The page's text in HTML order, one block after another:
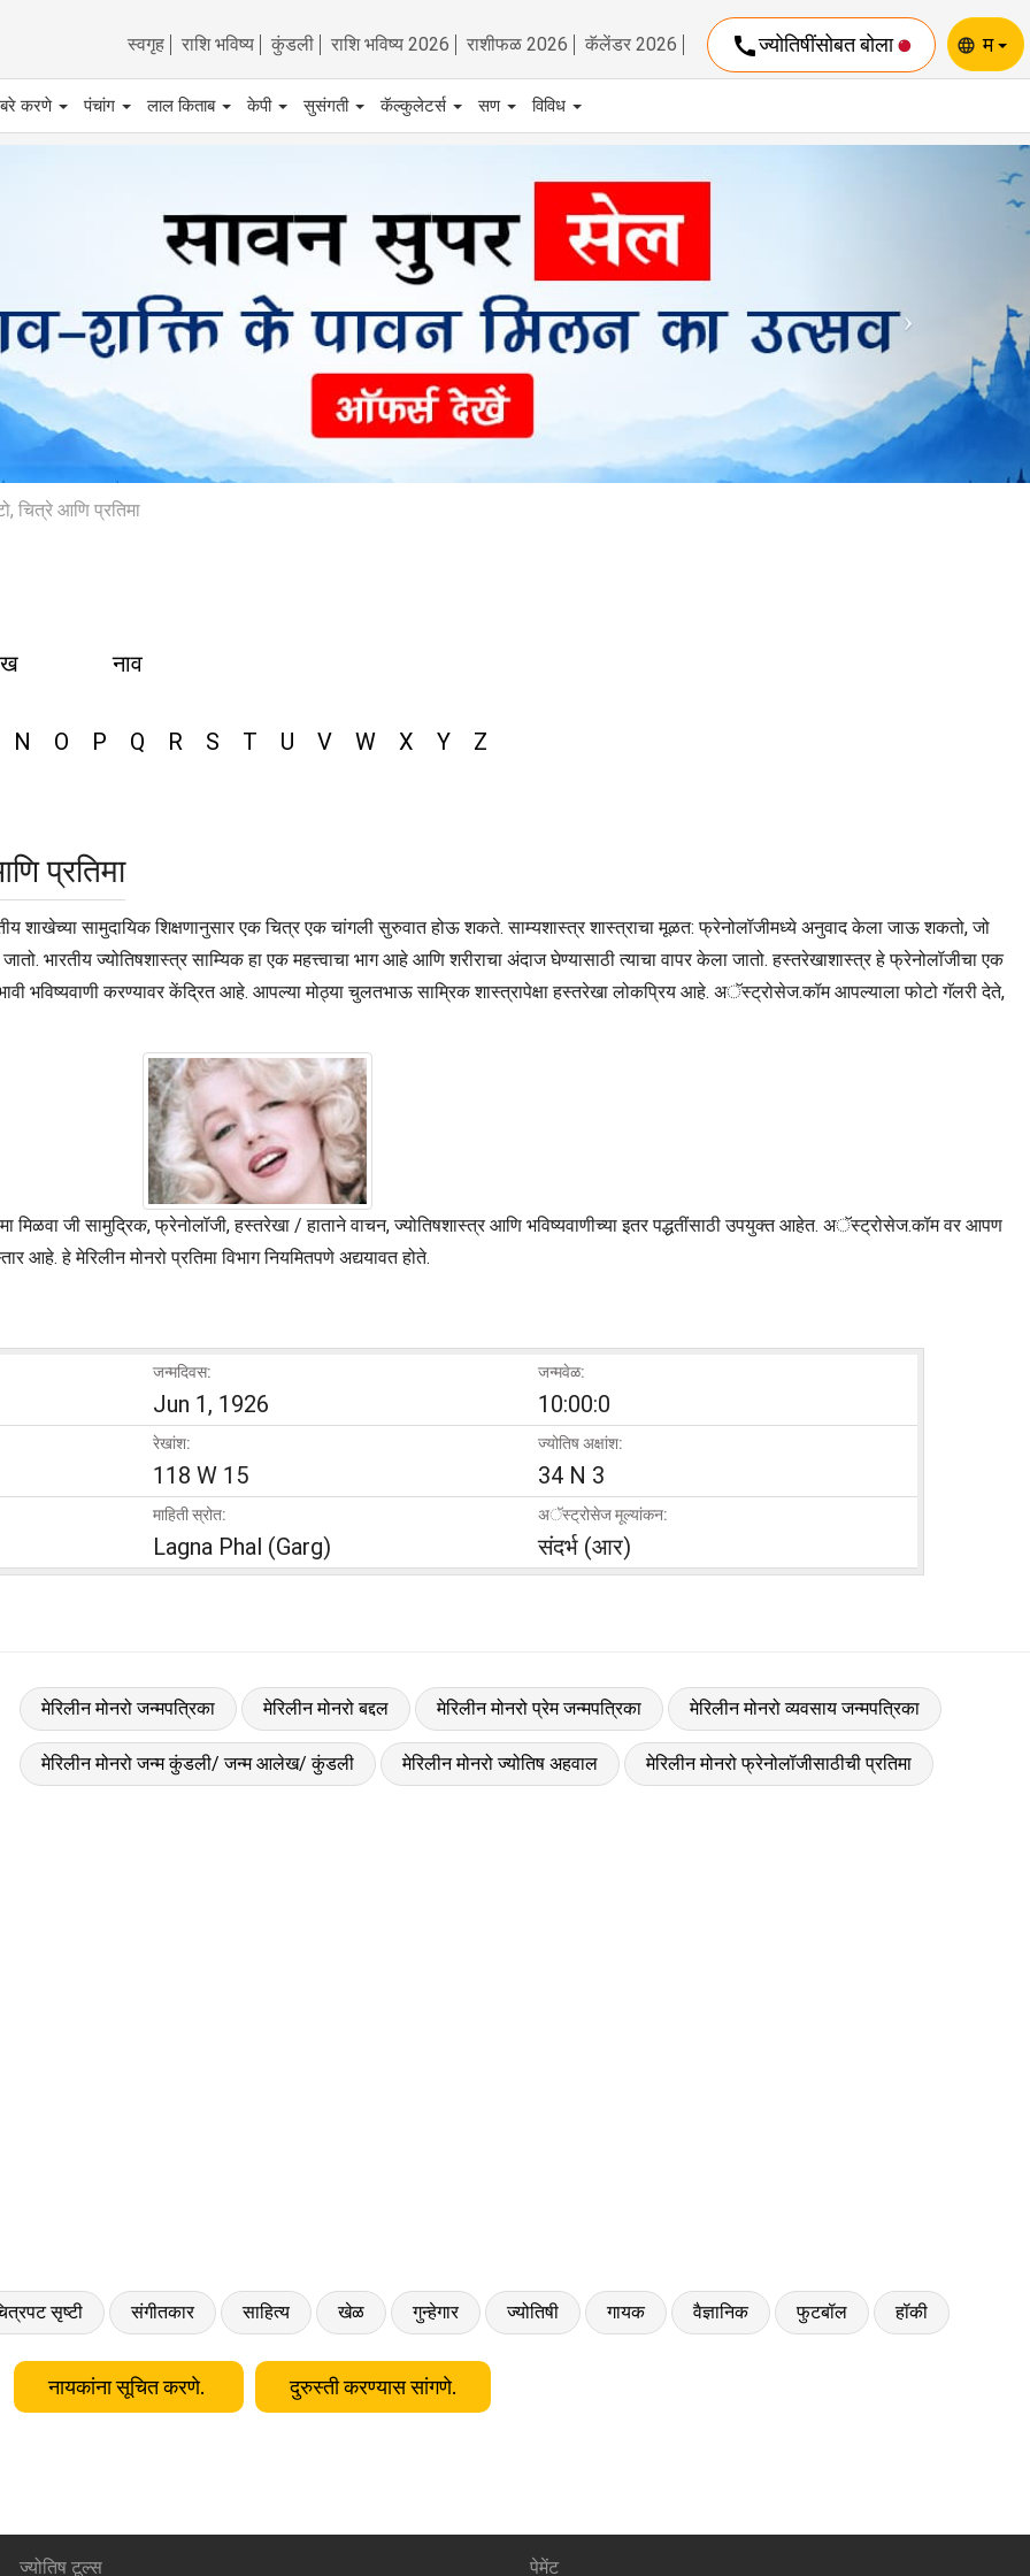
स्वगृह राशि भविष्य कुंडली राशि भविष्य 2026 राशीफळ 2026 कॅलेंडर 2026 callज्योतिषींसोबत बोला language म
बरे करणे पंचांग लाल किताब केपी सुसंगती कॅल्कुलेटर्स सण विविध
चित्रे आणि प्रतिमा
नाव
N O P Q R S T U V W X Y Z
प्रतिमा
शाखेच्या सामुदायिक शिक्षणानुसार एक चित्र एक चांगली सुरुवात होऊ शकते. साम्यशास्त्र शास्त्राचा मूळत: फ्रेनोलॉजीमध्ये अनुवाद केला जाऊ शकतो, जो
भारतीय ज्योतिषशास्त्र साम्यिक हा एक महत्त्वाचा भाग आहे आणि शरीराचा अंदाज घेण्यासाठी त्याचा वापर केला जातो. हस्तरेखाशास्त्र हे फ्रेनोलॉजीचा एक
भविष्यवाणी करण्यावर केंद्रित आहे. आपल्या मोठ्या चुलतभाऊ साम्रिक शास्त्रापेक्षा हस्तरेखा लोकप्रिय आहे. अॅस्ट्रोसेज.कॉम आपल्याला फोटो गॅलरी देते,
मिळवा जी सामुद्रिक, फ्रेनोलॉजी, हस्तरेखा / हाताने वाचन, ज्योतिषशास्त्र आणि भविष्यवाणीच्या इतर पद्धतींसाठी उपयुक्त आहेत. अॅस्ट्रोसेज.कॉम वर आपण
आहे. हे मेरिलीन मोनरो प्रतिमा विभाग नियमितपणे अद्ययावत होते.
जन्मदिवस:
Jun 1, 1926
जन्मवेळ:
10:00:0
रेखांश:
118 W 15
ज्योतिष अक्षांश:
34 N 3
माहिती स्रोत:
Lagna Phal (Garg)
अॅस्ट्रोसेज मूल्यांकन:
संदर्भ (आर)
मेरिलीन मोनरो जन्मपत्रिका मेरिलीन मोनरो बद्दल मेरिलीन मोनरो प्रेम जन्मपत्रिका मेरिलीन मोनरो व्यवसाय जन्मपत्रिका
मेरिलीन मोनरो जन्म कुंडली/ जन्म आलेख/ कुंडली मेरिलीन मोनरो ज्योतिष अहवाल मेरिलीन मोनरो फ्रेनोलॉजीसाठीची प्रतिमा
सृष्टी संगीतकार साहित्य खेळ गुन्हेगार ज्योतिषी गायक वैज्ञानिक फुटबॉल हॉकी
नायकांना सूचित करणे. दुरुस्ती करण्यास सांगणे.
ज्योतिष टूल्स पेमेंट